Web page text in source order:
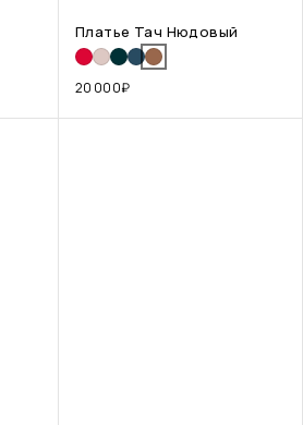
Платье Тач Нюдовый
20 000₽